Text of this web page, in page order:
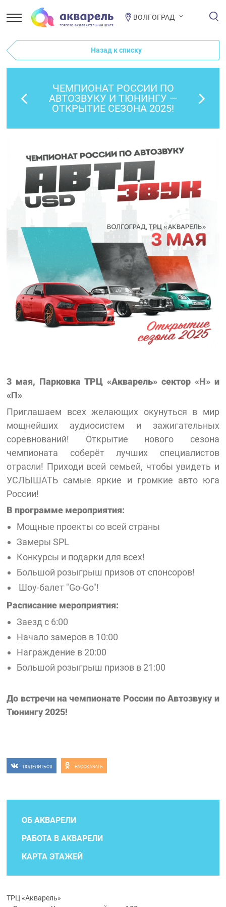
ВОЛГОГРАД
Назад к списку
ЧЕМПИОНАТ РОССИИ ПО
АВТОЗВУКУ И ТЮНИНГУ —
ОТКРЫТИЕ СЕЗОНА 2025!
3 мая, Парковка ТРЦ «Акварель» сектор «Н» и
«П»
Приглашаем всех желающих окунуться в мир
мощнейших аудиосистем и зажигательных
соревнований! Открытие нового сезона
чемпионата соберёт лучших специалистов
отрасли! Приходи всей семьей, чтобы увидеть и
УСЛЫШАТЬ самые яркие и громкие авто юга
России!
В программе мероприятия:
Мощные проекты со всей страны
Замеры SPL
Конкурсы и подарки для всех!
Большой розыгрыш призов от спонсоров!
Шоу-балет "Go-Go"!
Расписание мероприятия:
Заезд с 6:00
Начало замеров в 10:00
Награждение в 20:00
Большой розыгрыш призов в 21:00
До встречи на чемпионате России по Автозвуку и
Тюнингу 2025!
ПОДЕЛИТЬСЯ РАССКАЗАТЬ
ОБ АКВАРЕЛИ
РАБОТА В АКВАРЕЛИ
КАРТА ЭТАЖЕЙ
ТРЦ «Акварель»